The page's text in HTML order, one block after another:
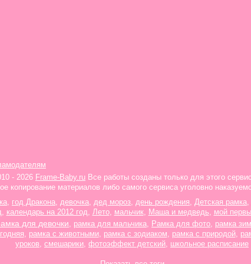
- 2026 Frame-Baby.ru Все работы созданы только для этого
копирование материалов либо самого сервиса уголовно
, год Дракона, девочка, дед мороз, день рождения, Детская рамка,
, календарь на 2012 год, Лето, мальчик, Маша и медведь, мой
для девочки, рамка для мальчика, Рамка для фото, рамка
, рамка с животными, рамка с зодиаком, рамка с природой,
уроков, смешарики, фотоэффект детский, школьное расписание